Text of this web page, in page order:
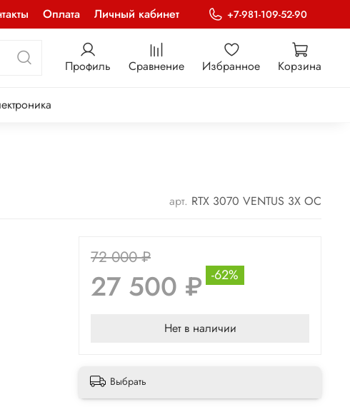
Оплата Личный кабинет +7-981-109-52-90
Профиль Сравнение Избранное Корзина
арт. RTX 3070 VENTUS 3X OC
72 000 ₽
27 500 ₽ -62%
Нет в наличии
Выбрать